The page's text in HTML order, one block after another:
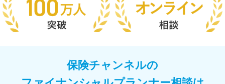
保険チャンネルの